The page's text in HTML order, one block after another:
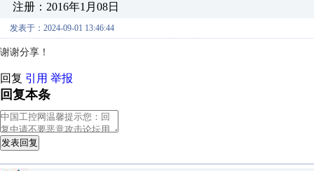
注册：2016年1月08日
发表于：2024-09-01 13:46:44
谢谢分享！
回复 引用 举报
回复本条
发表回复